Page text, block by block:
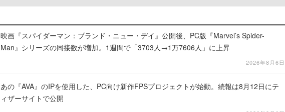
映画『スパイダーマン：ブランド・ニュー・デイ』公開後、PC版『Marvel’s Spider-
Man』シリーズの同接数が増加。1週間で「3703人→1万7606人」に上昇
2026年8月6日
あの『AVA』のIPを使用した、PC向け新作FPSプロジェクトが始動。続報は8月12日にテ
ィザーサイトで公開